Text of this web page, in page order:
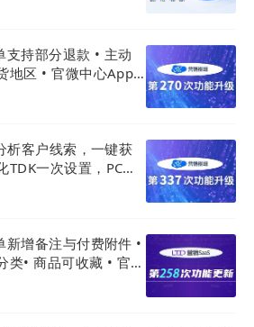
内容营销矩阵
地区 • 官微中心App
客户线索，一键获
TDK一次设置，PC移
增备注与付费附件 •
类• 商品可收藏 • 官微